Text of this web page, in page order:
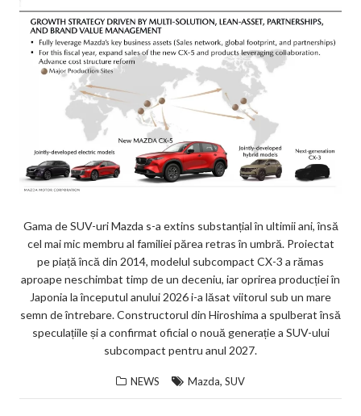
Gama de SUV-uri Mazda s-a extins substanțial în ultimii ani, însă
cel mai mic membru al familiei părea retras în umbră. Proiectat
pe piață încă din 2014, modelul subcompact CX-3 a rămas
aproape neschimbat timp de un deceniu, iar oprirea producției în
Japonia la începutul anului 2026 i-a lăsat viitorul sub un mare
semn de întrebare. Constructorul din Hiroshima a spulberat însă
speculațiile și a confirmat oficial o nouă generație a SUV-ului
subcompact pentru anul 2027.
NEWS Mazda, SUV